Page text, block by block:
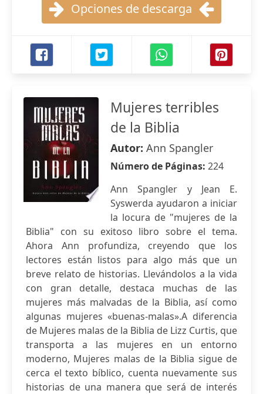
Opciones de descarga
Mujeres terribles
de la Biblia
Autor: Ann Spangler
Número de Páginas: 224
Ann Spangler y Jean E.
Syswerda ayudaron a iniciar
la locura de "mujeres de la
Biblia" con su exitoso libro sobre el tema.
Ahora Ann profundiza, creyendo que los
lectores están listos para algo más que un
breve relato de historias. Llevándolos a la vida
con gran detalle, destaca muchas de las
mujeres más malvadas de la Biblia, así como
algunas mujeres «buenas-malas».A diferencia
de Mujeres malas de la Biblia de Lizz Curtis, que
transporta a las mujeres en un entorno
moderno, Mujeres malas de la Biblia sigue de
cerca el texto bíblico, cuenta nuevamente sus
historias de una manera que será de interés